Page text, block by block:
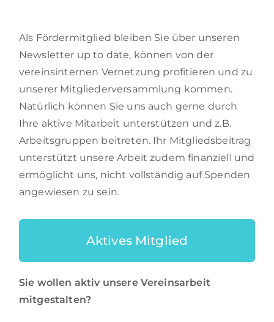
Als Fördermitglied bleiben Sie über unseren
Newsletter up to date, können von der
vereinsinternen Vernetzung profitieren und zu
unserer Mitgliederversammlung kommen.
Natürlich können Sie uns auch gerne durch
Ihre aktive Mitarbeit unterstützen und z.B.
Arbeitsgruppen beitreten. Ihr Mitgliedsbeitrag
unterstützt unsere Arbeit zudem finanziell und
ermöglicht uns, nicht vollständig auf Spenden
angewiesen zu sein.
Aktives Mitglied
Sie wollen aktiv unsere Vereinsarbeit
mitgestalten?